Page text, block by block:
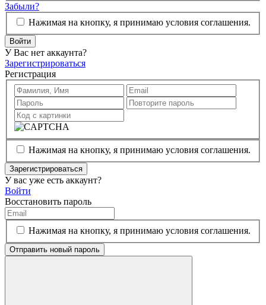
Забыли?
Нажимая на кнопку, я принимаю условия соглашения.
Войти
У Вас нет аккаунта?
Зарегистрироваться
Регистрация
Нажимая на кнопку, я принимаю условия соглашения.
Зарегистрироваться
У вас уже есть аккаунт?
Войти
Восстановить пароль
Нажимая на кнопку, я принимаю условия соглашения.
Отправить новый пароль